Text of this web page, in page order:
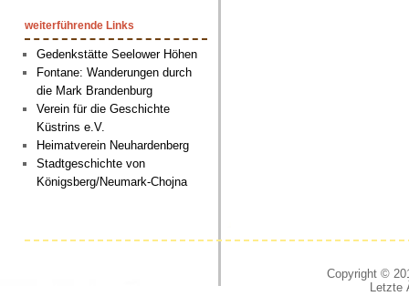
weiterführende Links
Gedenkstätte Seelower Höhen
Fontane: Wanderungen durch
die Mark Brandenburg
Verein für die Geschichte
Küstrins e.V.
Heimatverein Neuhardenberg
Stadtgeschichte von
Königsberg/Neumark-Chojna
Copyright ©
Letzte